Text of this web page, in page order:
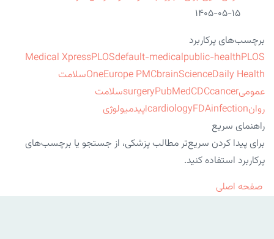
۱۴۰۵-۰۵-۱۵
برچسب‌های پرکاربرد
Medical XpressPLOSdefault-medicalpublic-healthPLOS
OneEurope PMCbrainScienceDaily Health
سلامت
عمومی
surgeryPubMedCDCcancer
سلامت
روان
cardiologyFDAinfection
اپیدمیولوژی
راهنمای سریع
برای پیدا کردن سریع‌تر مطالب پزشکی، از جستجو یا برچسب‌های
پرکاربرد استفاده کنید.
صفحه اصلی